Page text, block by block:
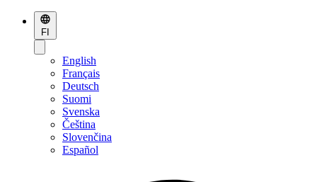
FI
English
Français
Deutsch
Suomi
Svenska
Čeština
Slovenčina
Español